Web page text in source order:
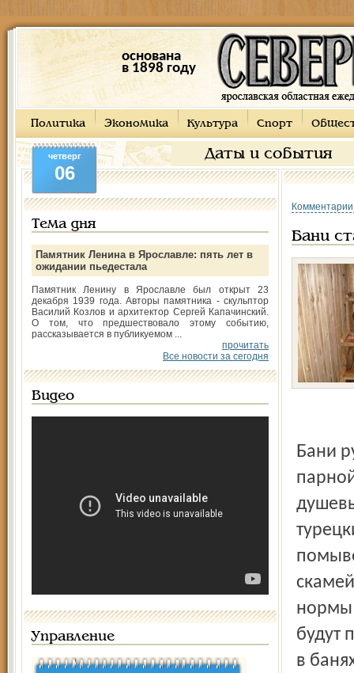
основана
в 1898 году
Политика Экономика Культура Спорт
Даты и события
четверг
06
Тема дня
Памятник Ленина в Ярославле: пять лет в
ожидании пьедестала
Памятник Ленину в Ярославле был открыт 23
декабря 1939 года. Авторы памятника - скульптор
Василий Козлов и архитектор Сергей Капачинский.
О том, что предшествовало этому событию,
рассказывается в публикуемом ...
прочитать
Все новости за сегодня
Видео
Управление
Бани
Бани русские, с обычными помывочными, душем и
нормы
будут
в